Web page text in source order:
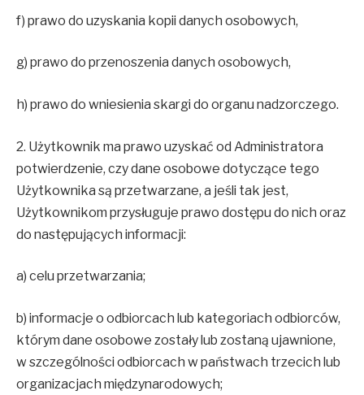
f) prawo do uzyskania kopii danych osobowych,
g) prawo do przenoszenia danych osobowych,
h) prawo do wniesienia skargi do organu nadzorczego.
2. Użytkownik ma prawo uzyskać od Administratora
potwierdzenie, czy dane osobowe dotyczące tego
Użytkownika są przetwarzane, a jeśli tak jest,
Użytkownikom przysługuje prawo dostępu do nich oraz
do następujących informacji:
a) celu przetwarzania;
b) informacje o odbiorcach lub kategoriach odbiorców,
którym dane osobowe zostały lub zostaną ujawnione,
w szczególności odbiorcach w państwach trzecich lub
organizacjach międzynarodowych;